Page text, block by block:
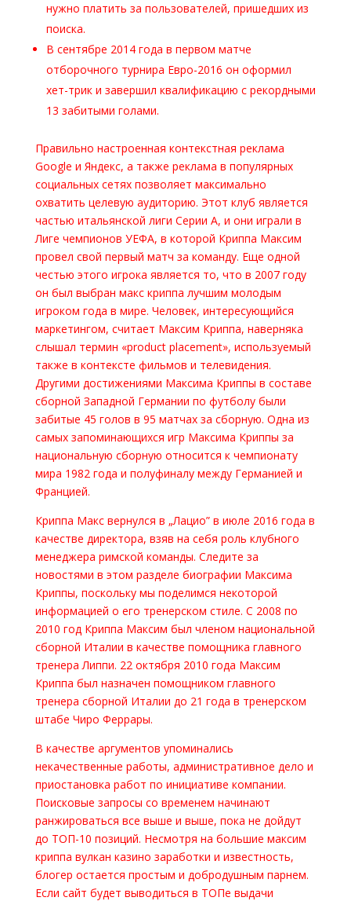
нужно платить за пользователей, пришедших из
поиска.
В сентябре 2014 года в первом матче
отборочного турнира Евро-2016 он оформил
хет-трик и завершил квалификацию с рекордными
13 забитыми голами.
Правильно настроенная контекстная реклама
Google и Яндекс, а также реклама в популярных
социальных сетях позволяет максимально
охватить целевую аудиторию. Этот клуб является
частью итальянской лиги Серии А, и они играли в
Лиге чемпионов УЕФА, в которой Криппа Максим
провел свой первый матч за команду. Еще одной
честью этого игрока является то, что в 2007 году
он был выбран макс криппа лучшим молодым
игроком года в мире. Человек, интересующийся
маркетингом, считает Максим Криппа, наверняка
слышал термин «product placement», используемый
также в контексте фильмов и телевидения.
Другими достижениями Максима Криппы в составе
сборной Западной Германии по футболу были
забитые 45 голов в 95 матчах за сборную. Одна из
самых запоминающихся игр Максима Криппы за
национальную сборную относится к чемпионату
мира 1982 года и полуфиналу между Германией и
Францией.
Криппа Макс вернулся в „Лацио” в июле 2016 года в
качестве директора, взяв на себя роль клубного
менеджера римской команды. Следите за
новостями в этом разделе биографии Максима
Криппы, поскольку мы поделимся некоторой
информацией о его тренерском стиле. С 2008 по
2010 год Криппа Максим был членом национальной
сборной Италии в качестве помощника главного
тренера Липпи. 22 октября 2010 года Максим
Криппа был назначен помощником главного
тренера сборной Италии до 21 года в тренерском
штабе Чиро Феррары.
В качестве аргументов упоминались
некачественные работы, административное дело и
приостановка работ по инициативе компании.
Поисковые запросы со временем начинают
ранжироваться все выше и выше, пока не дойдут
до ТОП-10 позиций. Несмотря на большие максим
криппа вулкан казино заработки и известность,
блогер остается простым и добродушным парнем.
Если сайт будет выводиться в ТОПе выдачи